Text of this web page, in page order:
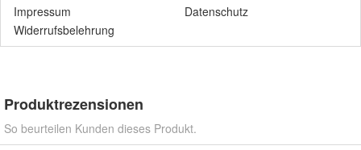
Impressum
Datenschutz
Widerrufsbelehrung
Produktrezensionen
So beurteilen Kunden dieses Produkt.